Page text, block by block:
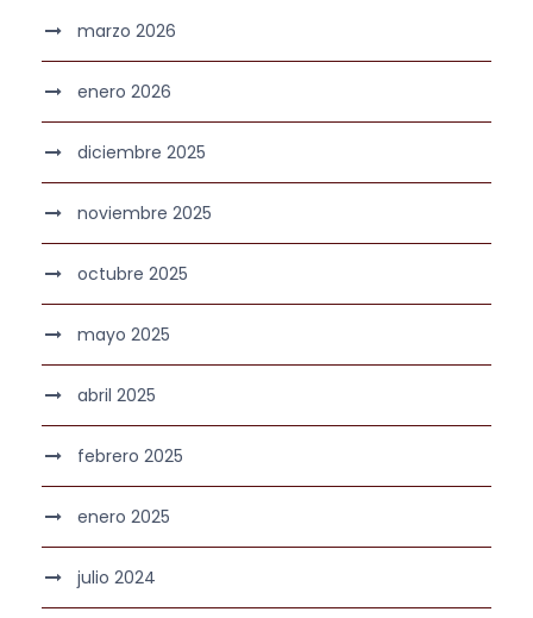
marzo 2026
enero 2026
diciembre 2025
noviembre 2025
octubre 2025
mayo 2025
abril 2025
febrero 2025
enero 2025
julio 2024